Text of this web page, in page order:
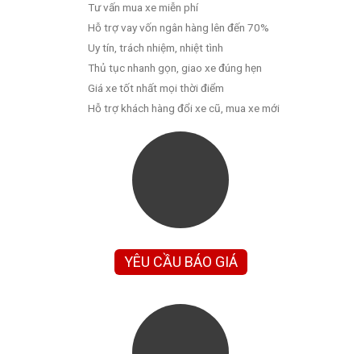
Tư vấn mua xe miễn phí
Hỗ trợ vay vốn ngân hàng lên đến 70%
Uy tín, trách nhiệm, nhiệt tình
Thủ tục nhanh gọn, giao xe đúng hẹn
Giá xe tốt nhất mọi thời điểm
Hỗ trợ khách hàng đổi xe cũ, mua xe mới
YÊU CẦU BÁO GIÁ